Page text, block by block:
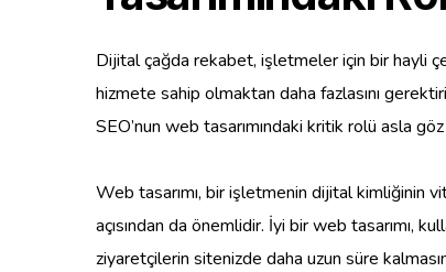
Dijital çağda rekabet, işletmeler için bir hayli
hizmete sahip olmaktan daha fazlasını
SEO’nun web tasarımındaki kritik rolü asla
Web tasarımı, bir işletmenin dijital kimliğinin
açısından da önemlidir. İyi bir web tasarımı,
ziyaretçilerin sitenizde daha uzun süre